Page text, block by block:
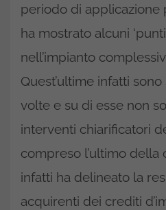
periodo di applicazione
ha mostrato alcuni
nell’impianto
Quest’ultime infatti
volte e su di esse non
interventi chiarificatori
compreso l’ultimo della
infatti ha delineato la
acquirenti dei crediti